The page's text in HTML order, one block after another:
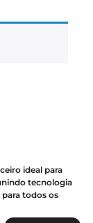
ideal para
tecnologia
todos os